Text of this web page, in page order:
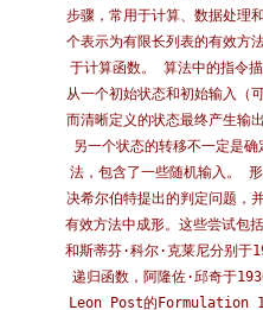
步骤，常用于计算、数据处理
个表示为有限长列表的有效方
于计算函数。 算法中的指令
从一个初始状态和初始输入（
而清晰定义的状态最终产生输
另一个状态的转移不一定是
法，包含了一些随机输入。
决希尔伯特提出的判定问题，
有效方法中成形。这些尝试包
和斯蒂芬·科尔·克莱尼分别于
递归函数，阿隆佐·邱奇于
Leon Post的Formulation 1